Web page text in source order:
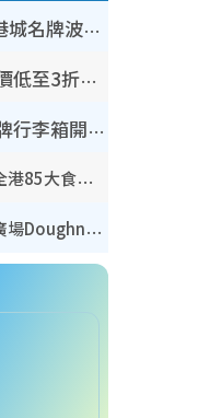
開倉優惠 | 尖沙咀海港城名牌波鞋開倉低至1折！On鞋$899起／Joy&Peace鞋履$98起
CHANEL美妝限時減價低至3折！人氣粉底/唇膏/精華液低至$275！COCO香水都有平
開倉優惠｜尖沙咀名牌行李箱開倉低至4折！一連5日 American Tourister/ace./Hallmark $200起！
【8月生日優惠2026】全港85大食買玩著數攻略 自助餐/火鍋放題同行免費＋誠品/DONKI送現金券
開倉優惠｜銅鑼灣時代廣場Doughnut/Campo Marzio開倉低至1折！背囊、書包、手袋劈價$200起